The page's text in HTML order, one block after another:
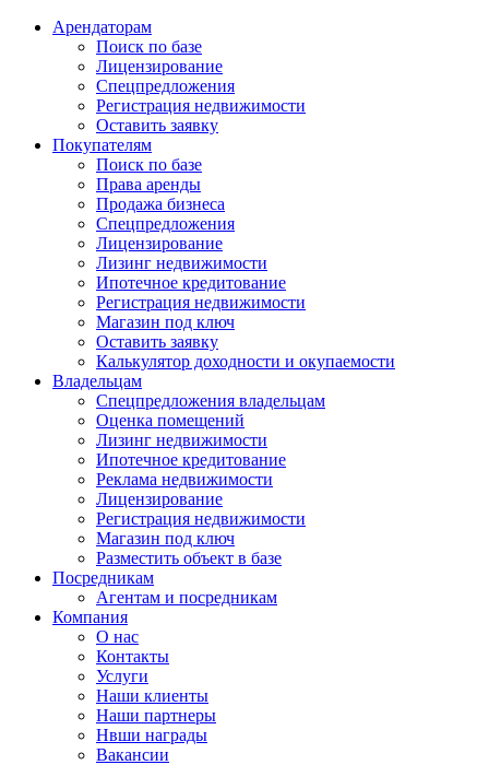
Арендаторам
Поиск по базе
Лицензирование
Спецпредложения
Регистрация недвижимости
Оставить заявку
Покупателям
Поиск по базе
Права аренды
Продажа бизнеса
Спецпредложения
Лицензирование
Лизинг недвижимости
Ипотечное кредитование
Регистрация недвижимости
Магазин под ключ
Оставить заявку
Калькулятор доходности и окупаемости
Владельцам
Спецпредложения владельцам
Оценка помещений
Лизинг недвижимости
Ипотечное кредитование
Реклама недвижимости
Лицензирование
Регистрация недвижимости
Магазин под ключ
Разместить объект в базе
Посредникам
Агентам и посредникам
Компания
О нас
Контакты
Услуги
Наши клиенты
Наши партнеры
Нвши награды
Вакансии